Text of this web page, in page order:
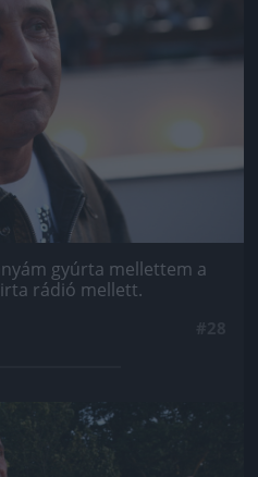
gyúrta mellettem a
rádió mellett.
kép!